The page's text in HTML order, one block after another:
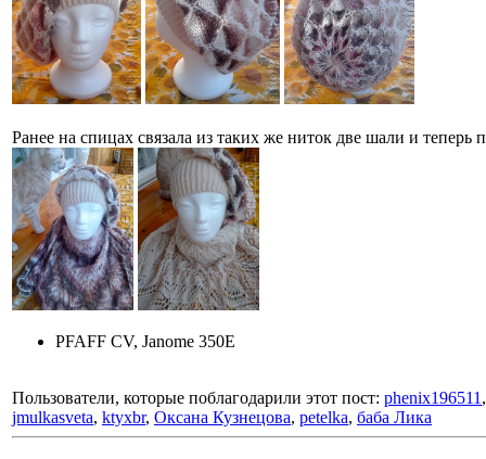
Ранее на спицах связала из таких же ниток две шали и теперь
PFAFF CV, Janome 350E
Пользователи, которые поблагодарили этот пост: phenix196511
jmulkasveta, ktyxbr, Оксана Кузнецова, petelka, баба Лика